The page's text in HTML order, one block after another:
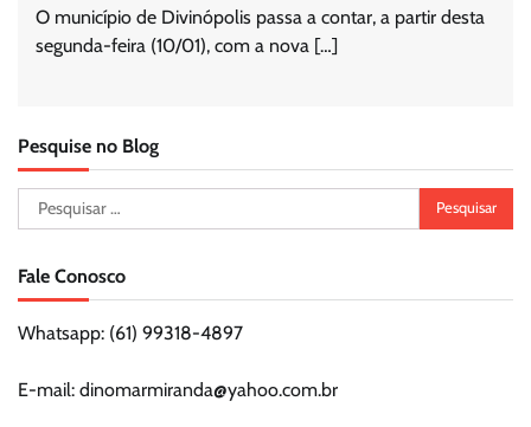
O município de Divinópolis passa a contar, a partir desta
segunda-feira (10/01), com a nova […]
Pesquise no Blog
Pesquisar
por:
Fale Conosco
Whatsapp: (61) 99318-4897
E-mail: dinomarmiranda@yahoo.com.br